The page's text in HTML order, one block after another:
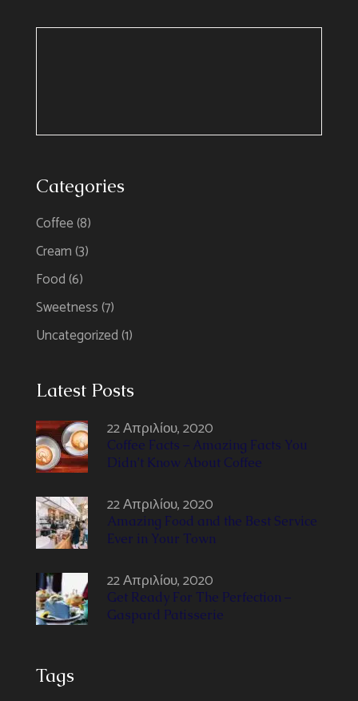
Categories
Coffee(8)
Cream(3)
Food(6)
Sweetness(7)
Uncategorized(1)
Latest Posts
22 Απριλίου, 2020
Coffee Facts – Amazing Facts You
Didn’t Know About Coffee
22 Απριλίου, 2020
Amazing Food and the Best Service
Ever in Your Town
22 Απριλίου, 2020
Get Ready For The Perfection –
Gaspard Patisserie
Tags